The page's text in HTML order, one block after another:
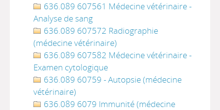
636.089 607561 Médecine vétérinaire -
Analyse de sang
636.089 607572 Radiographie
(médecine vétérinaire)
636.089 607582 Médecine vétérinaire -
Examen cytologique
636.089 60759 - Autopsie (médecine
vétérinaire)
636.089 6079 Immunité (médecine